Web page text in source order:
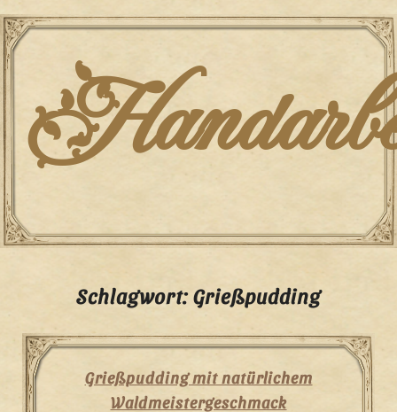
Skip
to
content
Schlagwort:Grießpudding
Grießpudding mit natürlichem
Waldmeistergeschmack